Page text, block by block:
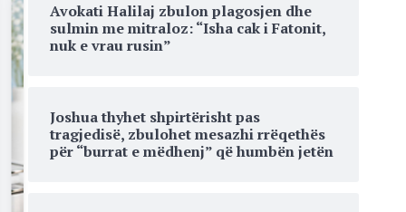
Avokati Halilaj zbulon plagosjen dhe
sulmin me mitraloz: “Isha cak i Fatonit,
nuk e vrau rusin”
Joshua thyhet shpirtërisht pas
tragjedisë, zbulohet mesazhi rrëqethës
për “burrat e mëdhenj” që humbën jetën